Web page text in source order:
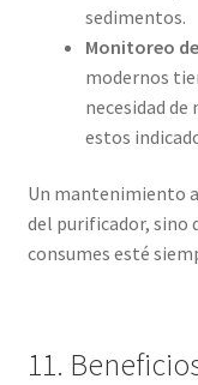
sedimentos.
Monitoreo
modernos
necesidad
estos
Un mantenimiento
del purificador, sino
consumes esté
11.